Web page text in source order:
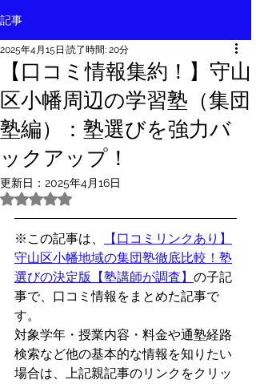
記事
【口コミ情報集約！】守山
区小幡周辺の学習塾（集団
塾編）：塾選びを強力バ
ックアップ！
2025年4月15日 読了時間: 20分
更新日： 2025年4月16日
5つ星のうちNaNと評価されています。
※この記事は、
【口コミリンクあり】
守山区小幡地域の集団塾徹底比較！塾
選びの決定版【塾講師が調査】 の子記
事で、口コミ情報をまとめた記事で
す。
対象学年・授業内容・料金や通塾経路
検索など他の基本的な情報を知りたい
場合は、上記親記事のリンクをクリッ